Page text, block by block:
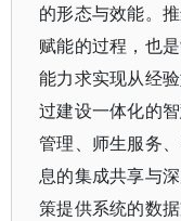
的形态与效能。
赋能的过程，也
能力求实现从经
过建设一体化的
管理、师生服务
息的集成共享与
策提供系统的数